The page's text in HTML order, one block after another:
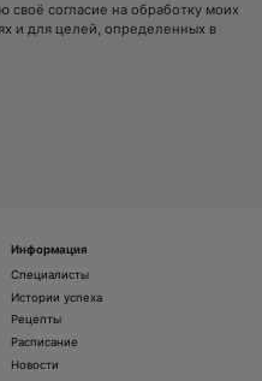
своё согласие на обработку моих
и для целей, определенных в
Информация
Специалисты
Истории успеха
Рецепты
Расписание
Новости